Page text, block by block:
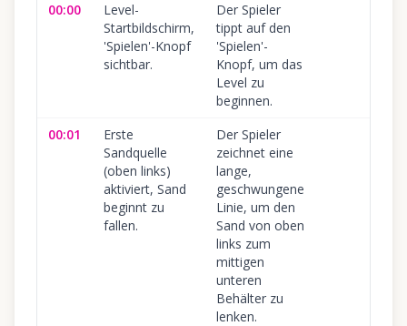
00:00
Level-
Startbildschirm,
'Spielen'-Knopf
sichtbar.
Der Spieler
tippt auf den
'Spielen'-
Knopf, um das
Level zu
beginnen.
00:01
Erste
Sandquelle
(oben links)
aktiviert, Sand
beginnt zu
fallen.
Der Spieler
zeichnet eine
lange,
geschwungene
Linie, um den
Sand von oben
links zum
mittigen
unteren
Behälter zu
lenken.